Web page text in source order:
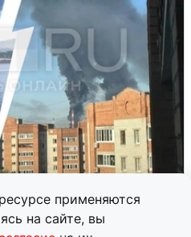
применяются
на сайте, вы